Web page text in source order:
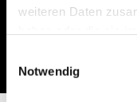
weiteren Daten
Notwendig
Dies